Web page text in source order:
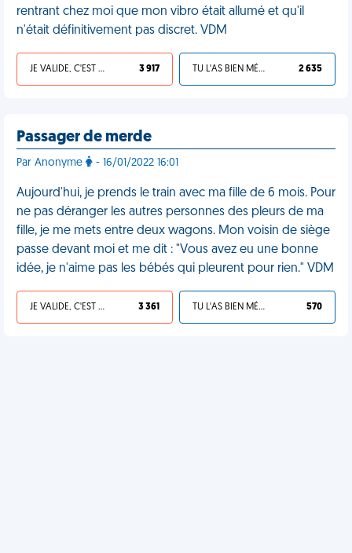
rentrant chez moi que mon vibro était allumé et qu'il
n'était définitivement pas discret. VDM
JE VALIDE, C'EST UNE VDM 3 917 TU L'AS BIEN MÉRITÉ 2 635
Passager de merde
Par Anonyme - 16/01/2022 16:01
Aujourd'hui, je prends le train avec ma fille de 6 mois. Pour
ne pas déranger les autres personnes des pleurs de ma
fille, je me mets entre deux wagons. Mon voisin de siège
passe devant moi et me dit : "Vous avez eu une bonne
idée, je n'aime pas les bébés qui pleurent pour rien." VDM
JE VALIDE, C'EST UNE VDM 3 361 TU L'AS BIEN MÉRITÉ 570